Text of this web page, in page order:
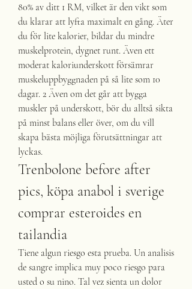
80% av ditt 1 RM, vilket är den vikt som
du klarar att lyfta maximalt en gång. Äter
du för lite kalorier, bildar du mindre
muskelprotein, dygnet runt. Även ett
moderat kaloriunderskott försämrar
muskeluppbyggnaden på så lite som 10
dagar. 2 Även om det går att bygga
muskler på underskott, bör du alltså sikta
på minst balans eller över, om du vill
skapa bästa möjliga förutsättningar att
lyckas.
Trenbolone before after
pics, köpa anabol i sverige
comprar esteroides en
tailandia
Tiene algun riesgo esta prueba. Un analisis
de sangre implica muy poco riesgo para
usted o su nino. Tal vez sienta un dolor